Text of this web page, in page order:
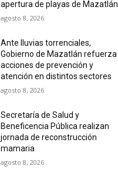
apertura de playas de Mazatlán
agosto 8, 2026
Ante lluvias torrenciales,
Gobierno de Mazatlán refuerza
acciones de prevención y
atención en distintos sectores
agosto 8, 2026
Secretaría de Salud y
Beneficencia Pública realizan
jornada de reconstrucción
mamaria
agosto 8, 2026